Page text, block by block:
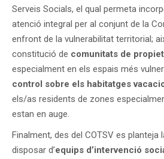
Serveis Socials, el qual permeta
atenció integral per al conjunt de la
enfront de la vulnerabilitat territorial;
constitució de comunitats de
especialment en els espais més
control sobre els habitatges
els/as residents de zones
estan en auge.
Finalment, des del COTSV es planteja
disposar d’equips d’intervenció